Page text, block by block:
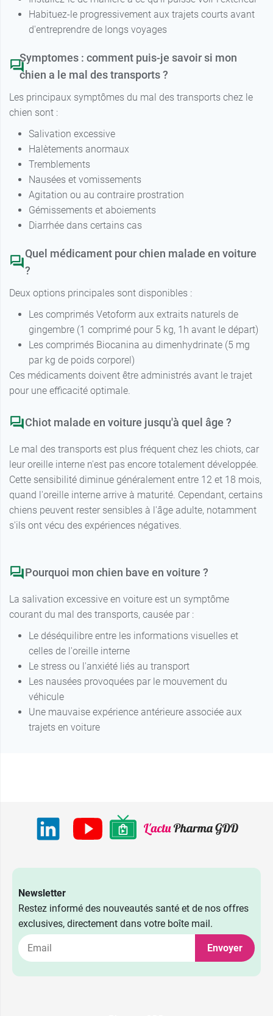
Habituez-le progressivement aux trajets courts avant
d'entreprendre de longs voyages
Symptomes : comment puis-je savoir si mon
chien a le mal des transports ?
Les principaux symptômes du mal des transports chez le
chien sont :
Salivation excessive
Halètements anormaux
Tremblements
Nausées et vomissements
Agitation ou au contraire prostration
Gémissements et aboiements
Diarrhée dans certains cas
Quel médicament pour chien malade en voiture
?
Deux options principales sont disponibles :
Les comprimés Vetoform aux extraits naturels de
gingembre (1 comprimé pour 5 kg, 1h avant le départ)
Les comprimés Biocanina au dimenhydrinate (5 mg
par kg de poids corporel)
Ces médicaments doivent être administrés avant le trajet
pour une efficacité optimale.
Chiot malade en voiture jusqu'à quel âge ?
Le mal des transports est plus fréquent chez les chiots, car
leur oreille interne n'est pas encore totalement développée.
Cette sensibilité diminue généralement entre 12 et 18 mois,
quand l'oreille interne arrive à maturité. Cependant, certains
chiens peuvent rester sensibles à l'âge adulte, notamment
s'ils ont vécu des expériences négatives.
Pourquoi mon chien bave en voiture ?
La salivation excessive en voiture est un symptôme
courant du mal des transports, causée par :
Le déséquilibre entre les informations visuelles et
celles de l'oreille interne
Le stress ou l'anxiété liés au transport
Les nausées provoquées par le mouvement du
véhicule
Une mauvaise expérience antérieure associée aux
trajets en voiture
Newsletter
Restez informé des nouveautés santé et de nos offres
exclusives, directement dans votre boîte mail.
Envoyer